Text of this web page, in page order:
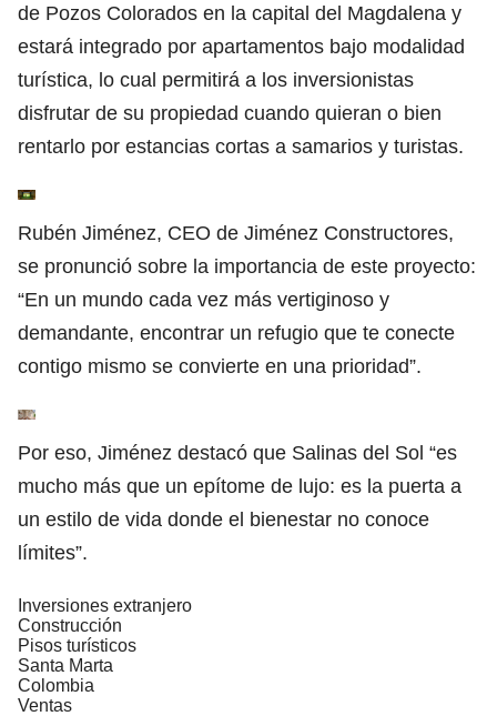
de Pozos Colorados en la capital del Magdalena y
estará integrado por apartamentos bajo modalidad
turística, lo cual permitirá a los inversionistas
disfrutar de su propiedad cuando quieran o bien
rentarlo por estancias cortas a samarios y turistas.
Rubén Jiménez, CEO de Jiménez Constructores,
se pronunció sobre la importancia de este proyecto:
“En un mundo cada vez más vertiginoso y
demandante, encontrar un refugio que te conecte
contigo mismo se convierte en una prioridad”.
Por eso, Jiménez destacó que Salinas del Sol “es
mucho más que un epítome de lujo: es la puerta a
un estilo de vida donde el bienestar no conoce
límites”.
Inversiones extranjero
Construcción
Pisos turísticos
Santa Marta
Colombia
Ventas